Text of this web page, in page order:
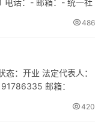
电话：- 邮箱：- 统一社
六楼601室 网址：- 经
486
：开业 法定代表人：
邮箱：
西安市未央区二环北
420